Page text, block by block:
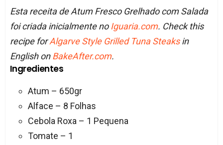
Esta receita de Atum Fresco Grelhado com Salada
foi criada inicialmente no Iguaria.com. Check this
recipe forAlgarve Style Grilled Tuna Steaksin
English onBakeAfter.com.
Ingredientes
Atum – 650gr
Alface – 8 Folhas
Cebola Roxa – 1 Pequena
Tomate – 1